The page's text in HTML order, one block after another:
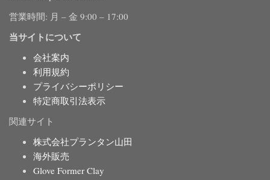
営業時間: 月 – 金 9:00 – 17:00
当サイトについて
会社案内
利用規約
プライバシーポリシー
特定商取引法表示
関連サイト
株式会社プランタン山田
海外販売
Glove Former Clay